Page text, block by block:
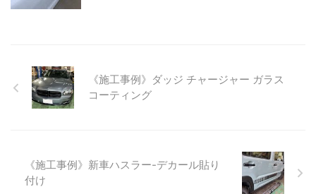
《施工事例》ダッジ チャージャー ガラス
コーティング
《施工事例》新車ハスラー-デカール貼り
付け